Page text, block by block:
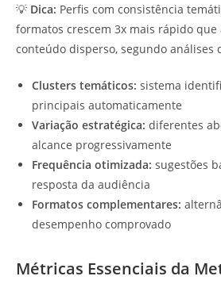
💡 Dica: Perfis com consistência
formatos crescem 3x mais rápido que
conteúdo disperso, segundo análises
Clusters temáticos: sistema
principais automaticamente
Variação estratégica: diferentes
alcance progressivamente
Frequência otimizada: sugestões
resposta da audiência
Formatos complementares:
desempenho comprovado
Métricas Essenciais da